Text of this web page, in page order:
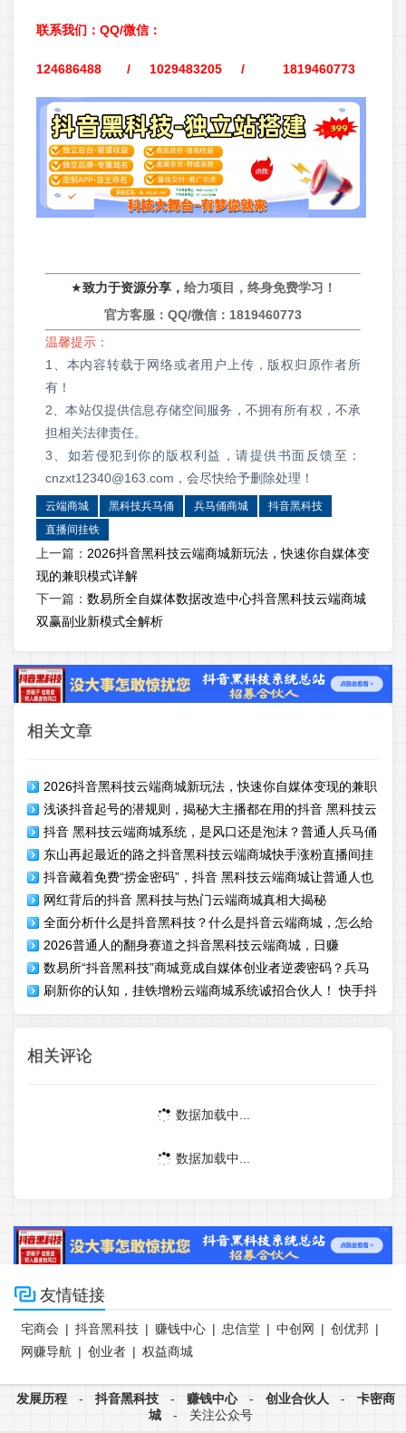
联系我们：QQ/微信：
124686488 / 1029483205 / 1819460773
★致力于资源分享， 给力项目，终身免费学习！
官方客服：QQ/微信： 1819460773
温馨提示：
1、本内容转载于网络或者用户上传，版权归原作者所
有！
2、本站仅提供信息存储空间服务，不拥有所有权，不承
担相关法律责任。
3、如若侵犯到你的版权利益，请提供书面反馈至：
cnzxt12340@163.com，会尽快给予删除处理！
云端商城 黑科技兵马俑 兵马俑商城
抖音黑科技
直播间挂铁
上一篇： 2026抖音黑科技云端商城新玩法，快速你自媒体变
现的兼职模式详解
下一篇： 数易所全自媒体数据改造中心抖音黑科技云端商城
双赢副业新模式全解析
相关文章
2026抖音黑科技云端商城新玩法，快速你自媒体变现的兼职
模式详解
浅谈抖音起号的潜规则，揭秘大主播都在用的抖音 黑科技云
端商城挂铁攻略
抖音 黑科技云端商城系统，是风口还是泡沫？普通人兵马俑
挂铁涨粉赚钱秘籍
东山再起最近的路之抖音黑科技云端商城快手涨粉直播间挂
铁月入过W必修课程
抖音藏着免费“捞金密码”，抖音 黑科技云端商城让普通人也
能逆袭
网红背后的抖音 黑科技与热门云端商城真相大揭秘
全面分析什么是抖音黑科技？什么是抖音云端商城，怎么给
抖音涨粉快手直播间挂铁上人气
2026普通人的翻身赛道之抖音黑科技云端商城，日赚
1000+的赚钱秘籍
数易所“抖音黑科技”商城竟成自媒体创业者逆袭密码？兵马
俑挂铁增粉商城招募合伙人
刷新你的认知，挂铁增粉云端商城系统诚招合伙人！ 快手抖
音 黑科技风口项目平台
相关评论
数据加载中...
数据加载中...
 友情链接
宅商会 | 抖音黑科技 | 赚钱中心 | 忠信堂 | 中创网 | 创优邦 |
网赚导航 | 创业者 | 权益商城
发展历程 - 抖音黑科技 - 赚钱中心 - 创业合伙人 -
卡密商
城
- 关注公众号